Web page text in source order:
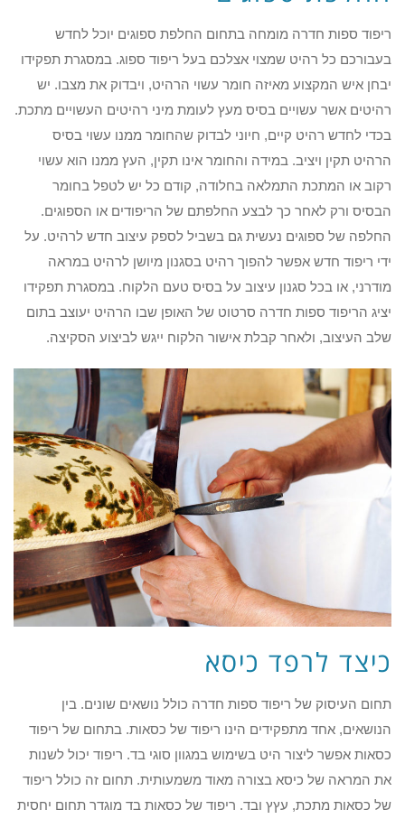
ריפוד ספות חדרה מומחה בתחום החלפת ספוגים יוכל לחדש
בעבורכם כל רהיט שמצוי אצלכם בעל ריפוד ספוג. במסגרת תפקידו
יבחן איש המקצוע מאיזה חומר עשוי הרהיט, ויבדוק את מצבו. יש
רהיטים אשר עשויים בסיס מעץ לעומת מיני רהיטים העשויים מתכת.
בכדי לחדש רהיט קיים, חיוני לבדוק שהחומר ממנו עשוי בסיס
הרהיט תקין ויציב. במידה והחומר אינו תקין, העץ ממנו הוא עשוי
רקוב או המתכת התמלאה בחלודה, קודם כל יש לטפל בחומר
הבסיס ורק לאחר כך לבצע החלפתם של הריפודים או הספוגים.
החלפה של ספוגים נעשית גם בשביל לספק עיצוב חדש לרהיט. על
ידי ריפוד חדש אפשר להפוך רהיט בסגנון מיושן לרהיט במראה
מודרני, או בכל סגנון עיצוב על בסיס טעם הלקוח. במסגרת תפקידו
יציג הריפוד ספות חדרה סרטוט של האופן שבו הרהיט יעוצב בתום
שלב העיצוב, ולאחר קבלת אישור הלקוח ייגש לביצוע הסקיצה.
כיצד לרפד כיסא
תחום העיסוק של ריפוד ספות חדרה כולל נושאים שונים. בין
הנושאים, אחד מתפקידים הינו ריפוד של כסאות. בתחום של ריפוד
כסאות אפשר ליצור היט בשימוש במגוון סוגי בד. ריפוד יכול לשנות
את המראה של כיסא בצורה מאוד משמעותית. תחום זה כולל ריפוד
של כסאות מתכת, עץץ ובד. ריפוד של כסאות בד מוגדר תחום יחסית